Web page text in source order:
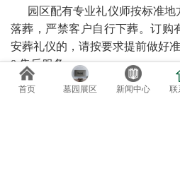
园区配有专业礼仪师按标准地
落葬，严禁客户自行下葬。订购
安葬礼仪的，请按要求提前做好准
8 售后服务
园区可提供诸如代客祭扫、管
首页 墓园展区 新闻中心 联